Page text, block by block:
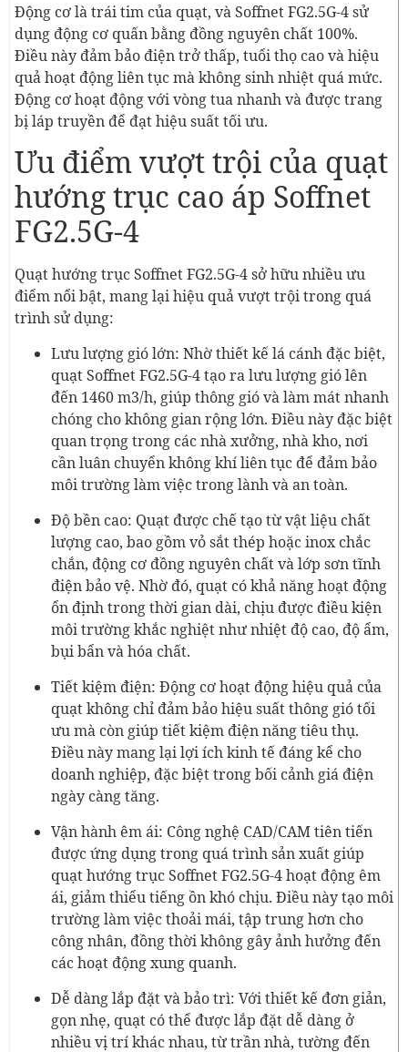
Động cơ là trái tim của quạt, và Soffnet FG2.5G-4 sử
dụng động cơ quấn bằng đồng nguyên chất 100%.
Điều này đảm bảo điện trở thấp, tuổi thọ cao và hiệu
quả hoạt động liên tục mà không sinh nhiệt quá mức.
Động cơ hoạt động với vòng tua nhanh và được trang
bị láp truyền để đạt hiệu suất tối ưu.
Ưu điểm vượt trội của quạt
hướng trục cao áp Soffnet
FG2.5G-4
Quạt hướng trục Soffnet FG2.5G-4 sở hữu nhiều ưu
điểm nổi bật, mang lại hiệu quả vượt trội trong quá
trình sử dụng:
Lưu lượng gió lớn: Nhờ thiết kế lá cánh đặc biệt,
quạt Soffnet FG2.5G-4 tạo ra lưu lượng gió lên
đến 1460 m3/h, giúp thông gió và làm mát nhanh
chóng cho không gian rộng lớn. Điều này đặc biệt
quan trọng trong các nhà xưởng, nhà kho, nơi
cần luân chuyển không khí liên tục để đảm bảo
môi trường làm việc trong lành và an toàn.
Độ bền cao: Quạt được chế tạo từ vật liệu chất
lượng cao, bao gồm vỏ sắt thép hoặc inox chắc
chắn, động cơ đồng nguyên chất và lớp sơn tĩnh
điện bảo vệ. Nhờ đó, quạt có khả năng hoạt động
ổn định trong thời gian dài, chịu được điều kiện
môi trường khắc nghiệt như nhiệt độ cao, độ ẩm,
bụi bẩn và hóa chất.
Tiết kiệm điện: Động cơ hoạt động hiệu quả của
quạt không chỉ đảm bảo hiệu suất thông gió tối
ưu mà còn giúp tiết kiệm điện năng tiêu thụ.
Điều này mang lại lợi ích kinh tế đáng kể cho
doanh nghiệp, đặc biệt trong bối cảnh giá điện
ngày càng tăng.
Vận hành êm ái: Công nghệ CAD/CAM tiên tiến
được ứng dụng trong quá trình sản xuất giúp
quạt hướng trục Soffnet FG2.5G-4 hoạt động êm
ái, giảm thiểu tiếng ồn khó chịu. Điều này tạo môi
trường làm việc thoải mái, tập trung hơn cho
công nhân, đồng thời không gây ảnh hưởng đến
các hoạt động xung quanh.
Dễ dàng lắp đặt và bảo trì: Với thiết kế đơn giản,
gọn nhẹ, quạt có thể được lắp đặt dễ dàng ở
nhiều vị trí khác nhau, từ trần nhà, tường đến